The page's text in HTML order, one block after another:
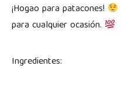
¡Hogao para patacones!
para cualquier ocasión.
Ingredientes: